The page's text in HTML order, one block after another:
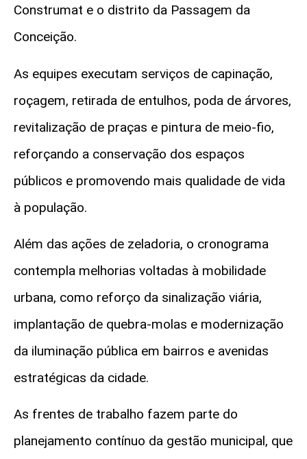
Construmat e o distrito da Passagem da
Conceição.
As equipes executam serviços de capinação,
roçagem, retirada de entulhos, poda de árvores,
revitalização de praças e pintura de meio-fio,
reforçando a conservação dos espaços
públicos e promovendo mais qualidade de vida
à população.
Além das ações de zeladoria, o cronograma
contempla melhorias voltadas à mobilidade
urbana, como reforço da sinalização viária,
implantação de quebra-molas e modernização
da iluminação pública em bairros e avenidas
estratégicas da cidade.
As frentes de trabalho fazem parte do
planejamento contínuo da gestão municipal, que